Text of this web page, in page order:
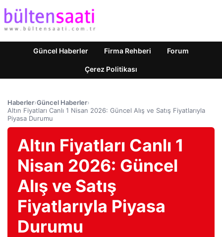
Güncel Haberler Firma Rehberi Forum
Çerez Politikası
Haberler›Güncel Haberler›
Altın Fiyatları Canlı 1 Nisan 2026: Güncel Alış ve Satış Fiyatlarıyla
Piyasa Durumu
Altın Fiyatları Canlı 1
Nisan 2026: Güncel
Alış ve Satış
Fiyatlarıyla Piyasa
Durumu